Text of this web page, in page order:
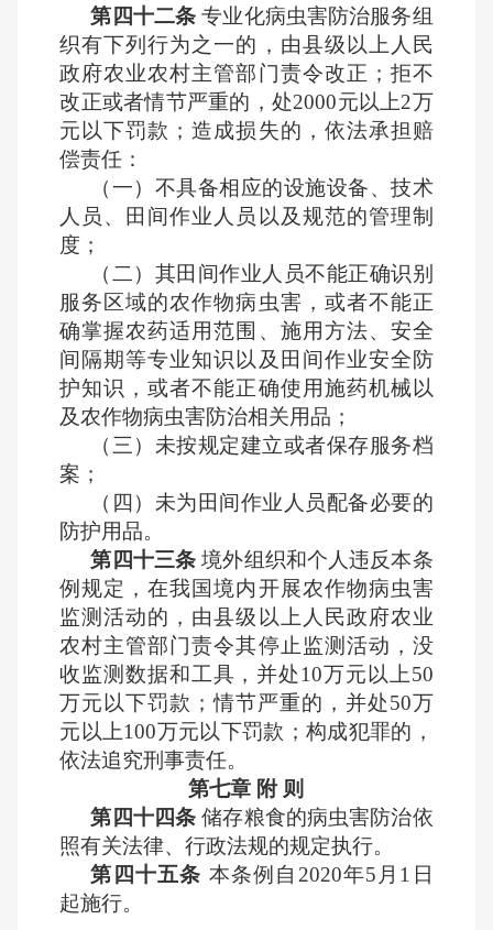
第四十二条 专业化病虫害防治服务组
织有下列行为之一的，由县级以上人民
政府农业农村主管部门责令改正；拒不
改正或者情节严重的，处2000元以上2万
元以下罚款；造成损失的，依法承担赔
偿责任：
（一）不具备相应的设施设备、技术
人员、田间作业人员以及规范的管理制
度；
（二）其田间作业人员不能正确识别
服务区域的农作物病虫害，或者不能正
确掌握农药适用范围、施用方法、安全
间隔期等专业知识以及田间作业安全防
护知识，或者不能正确使用施药机械以
及农作物病虫害防治相关用品；
（三）未按规定建立或者保存服务档
案；
（四）未为田间作业人员配备必要的
防护用品。
第四十三条 境外组织和个人违反本条
例规定，在我国境内开展农作物病虫害
监测活动的，由县级以上人民政府农业
农村主管部门责令其停止监测活动，没
收监测数据和工具，并处10万元以上50
万元以下罚款；情节严重的，并处50万
元以上100万元以下罚款；构成犯罪的，
依法追究刑事责任。
第七章 附 则
第四十四条 储存粮食的病虫害防治依
照有关法律、行政法规的规定执行。
第四十五条 本条例自2020年5月1日
起施行。